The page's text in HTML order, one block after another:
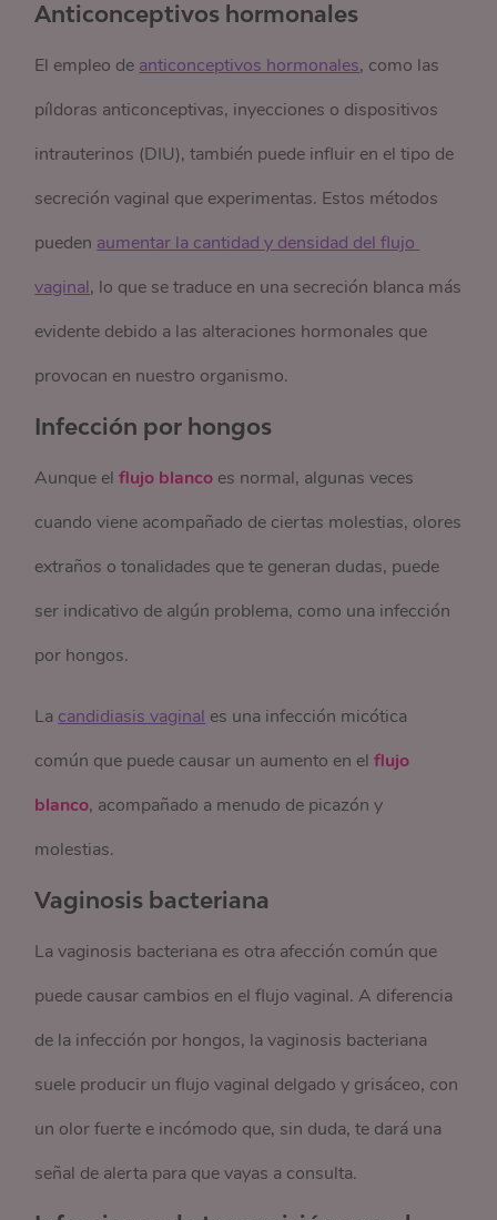
Anticonceptivos hormonales
El empleo de anticonceptivos hormonales, como las
píldoras anticonceptivas, inyecciones o dispositivos
intrauterinos (DIU), también puede influir en el tipo de
secreción vaginal que experimentas. Estos métodos
pueden aumentar la cantidad y densidad del flujo
vaginal, lo que se traduce en una secreción blanca más
evidente debido a las alteraciones hormonales que
provocan en nuestro organismo.
Infección por hongos
Aunque elflujo blanco es normal, algunas veces
cuando viene acompañado de ciertas molestias, olores
extraños o tonalidades que te generan dudas, puede
ser indicativo de algún problema, como una infección
por hongos.
La candidiasis vaginal es una infección micótica
común que puede causar un aumento en elflujo
blanco, acompañado a menudo de picazón y
molestias.
Vaginosis bacteriana
La vaginosis bacteriana es otra afección común que
puede causar cambios en el flujo vaginal. A diferencia
de la infección por hongos, la vaginosis bacteriana
suele producir un flujo vaginal delgado y grisáceo, con
un olor fuerte e incómodo que, sin duda, te dará una
señal de alerta para que vayas a consulta.